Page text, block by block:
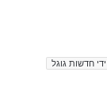
חדשות גוגל